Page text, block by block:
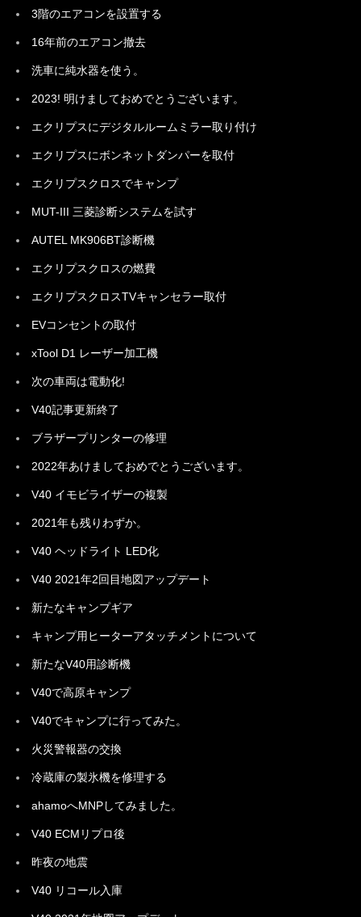
3階のエアコンを設置する
16年前のエアコン撤去
洗車に純水器を使う。
2023! 明けましておめでとうございます。
エクリプスにデジタルルームミラー取り付け
エクリプスにボンネットダンパーを取付
エクリプスクロスでキャンプ
MUT-III 三菱診断システムを試す
AUTEL MK906BT診断機
エクリプスクロスの燃費
エクリプスクロスTVキャンセラー取付
EVコンセントの取付
xTool D1 レーザー加工機
次の車両は電動化!
V40記事更新終了
ブラザープリンターの修理
2022年あけましておめでとうございます。
V40 イモビライザーの複製
2021年も残りわずか。
V40 ヘッドライト LED化
V40 2021年2回目地図アップデート
新たなキャンプギア
キャンプ用ヒーターアタッチメントについて
新たなV40用診断機
V40で高原キャンプ
V40でキャンプに行ってみた。
火災警報器の交換
冷蔵庫の製氷機を修理する
ahamoへMNPしてみました。
V40 ECMリプロ後
昨夜の地震
V40 リコール入庫